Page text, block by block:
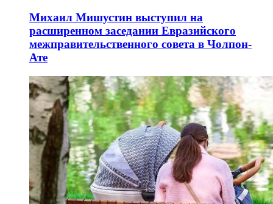
Михаил Мишустин выступил на
расширенном заседании Евразийского
межправительственного совета в Чолпон-
Ате